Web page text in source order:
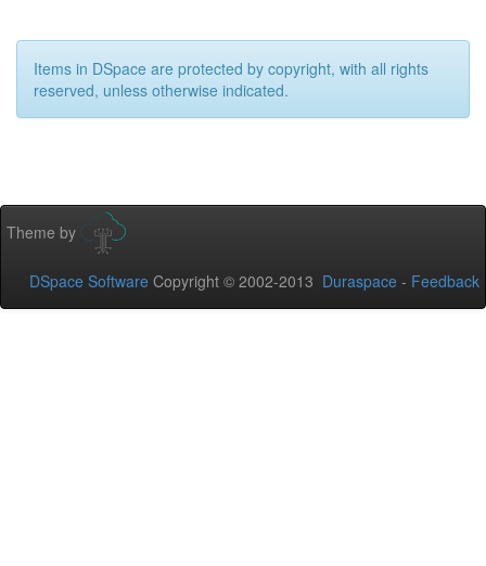
Items in DSpace are protected by copyright, with all rights
reserved, unless otherwise indicated.
Theme by
DSpace Software Copyright © 2002-2013 Duraspace - Feedback